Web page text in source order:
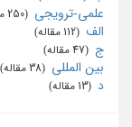
علمی-ترویجی
الف
ج
بین المللی
د